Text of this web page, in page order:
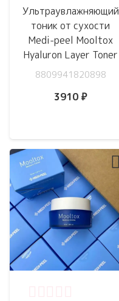
Ультраувлажняющий
тоник от сухости
Medi-peel Mooltox
Hyaluron Layer Toner
8809941820898
3910 ₽